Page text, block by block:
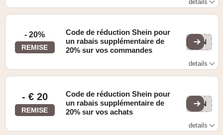
details
- 20%
REMISE
Code de réduction Shein pour
un rabais supplémentaire de
20% sur vos commandes
20N
details
- € 20
REMISE
Code de réduction Shein pour
un rabais supplémentaire de
20% sur vos achats
20N
details